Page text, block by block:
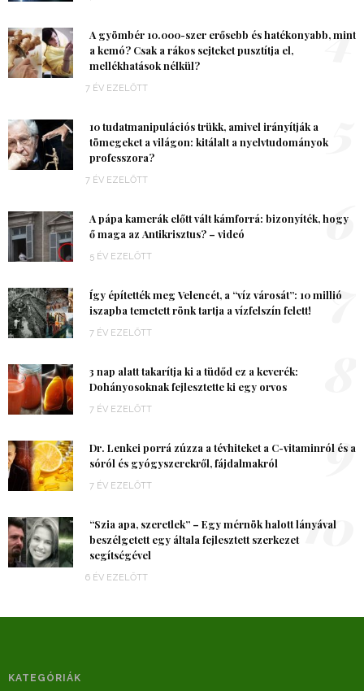
A gyömbér 10.000-szer erősebb és hatékonyabb, mint
a kemó? Csak a rákos sejteket pusztítja el,
mellékhatások nélkül?
7 ÉV EZELŐTT
4
10 tudatmanipulációs trükk, amivel irányítják a
tömegeket a világon: kitálalt a nyelvtudományok
professzora?
7 ÉV EZELŐTT
A pápa kamerák előtt vált kámforrá: bizonyíték, hogy
ő maga az Antikrisztus? – videó
5 ÉV EZELŐTT
6
Így építették meg Velencét, a “víz városát”: 10 millió
iszapba temetett rönk tartja a vízfelszín felett!
7 ÉV EZELŐTT
7
3 nap alatt takarítja ki a tüdőd ez a keverék:
Dohányosoknak fejlesztette ki egy orvos
7 ÉV EZELŐTT
Dr. Lenkei porrá zúzza a tévhiteket a C-vitaminról és a
sóról és gyógyszerekről, fájdalmakról
7 ÉV EZELŐTT
9
“Szia apa, szeretlek” – Egy mérnök halott lányával
beszélgetett egy általa fejlesztett szerkezet
segítségével
6 ÉV EZELŐTT
10
KATEGÓRIÁK